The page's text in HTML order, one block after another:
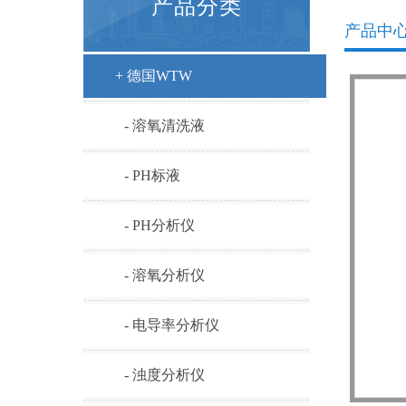
产品分类
+ 德国WTW
- 溶氧清洗液
- PH标液
- PH分析仪
- 溶氧分析仪
- 电导率分析仪
- 浊度分析仪
产品中